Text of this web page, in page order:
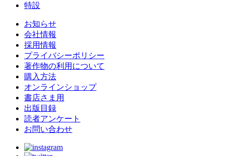
特設
お知らせ
会社情報
採用情報
プライバシーポリシー
著作物の利用について
購入方法
オンラインショップ
書店さま用
出版目録
読者アンケート
お問い合わせ